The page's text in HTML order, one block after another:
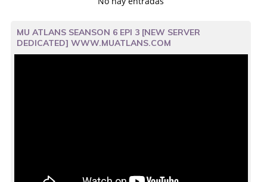
MU ATLANS SEANSON 6 EPI 3 [NEW SERVER
DEDICATED] WWW.MUATLANS.COM